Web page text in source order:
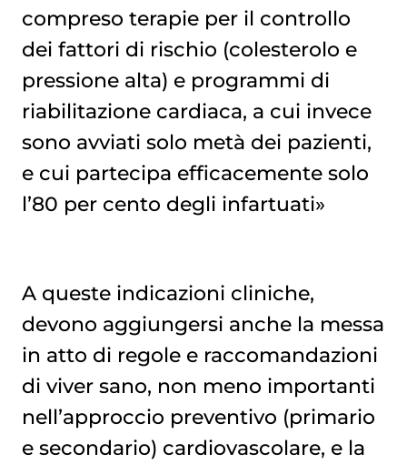
compreso terapie per il controllo
dei fattori di rischio (colesterolo e
pressione alta) e programmi di
riabilitazione cardiaca, a cui invece
sono avviati solo metà dei pazienti,
e cui partecipa efficacemente solo
l’80 per cento degli infartuati»
A queste indicazioni cliniche,
devono aggiungersi anche la messa
in atto di regole e raccomandazioni
di viver sano, non meno importanti
nell’approccio preventivo (primario
e secondario) cardiovascolare, e la